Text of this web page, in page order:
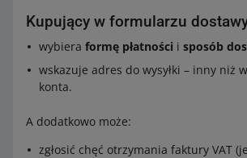
Kupujący w formularzu
wybiera formę płatności i sposób
wskazuje adres do wysyłki – inny niż
konta.
A dodatkowo może:
zgłosić chęć otrzymania faktury VAT